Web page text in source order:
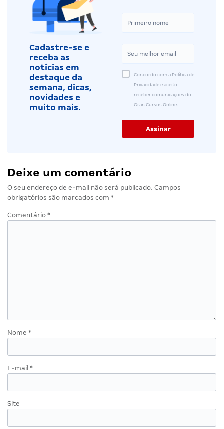
Cadastre-se e
receba as
notícias em
destaque da
semana, dicas,
novidades e
muito mais.
Concordo com a Política de
Privacidade e aceito
receber comunicações do
Gran Cursos Online.
Deixe um comentário
O seu endereço de e-mail não será publicado. Campos
obrigatórios são marcados com *
Comentário *
Nome *
E-mail *
Site